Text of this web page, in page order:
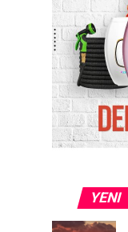
YENI